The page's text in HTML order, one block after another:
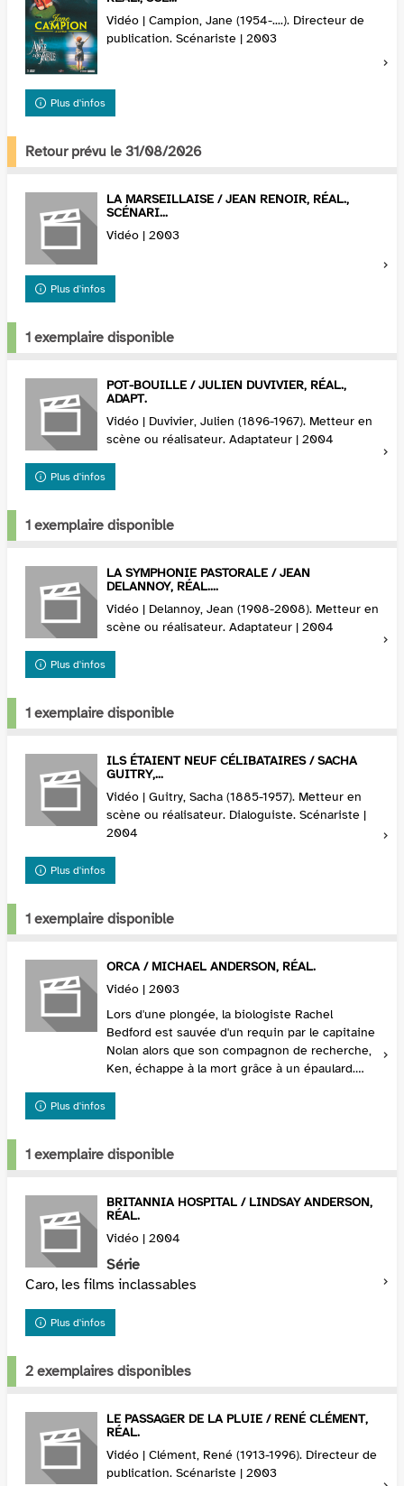
Vidéo | Campion, Jane (1954-....). Directeur de
publication. Scénariste | 2003
Plus d'infos
Retour prévu le 31/08/2026
LA MARSEILLAISE / JEAN RENOIR, RÉAL.,
SCÉNARI...
Vidéo | 2003
Plus d'infos
1 exemplaire disponible
POT-BOUILLE / JULIEN DUVIVIER, RÉAL.,
ADAPT.
Vidéo | Duvivier, Julien (1896-1967). Metteur en
scène ou réalisateur. Adaptateur | 2004
Plus d'infos
1 exemplaire disponible
LA SYMPHONIE PASTORALE / JEAN
DELANNOY, RÉAL....
Vidéo | Delannoy, Jean (1908-2008). Metteur en
scène ou réalisateur. Adaptateur | 2004
Plus d'infos
1 exemplaire disponible
ILS ÉTAIENT NEUF CÉLIBATAIRES / SACHA
GUITRY,...
Vidéo | Guitry, Sacha (1885-1957). Metteur en
scène ou réalisateur. Dialoguiste. Scénariste |
2004
Plus d'infos
1 exemplaire disponible
ORCA / MICHAEL ANDERSON, RÉAL.
Vidéo | 2003
Lors d'une plongée, la biologiste Rachel
Bedford est sauvée d'un requin par le capitaine
Nolan alors que son compagnon de recherche,
Ken, échappe à la mort grâce à un épaulard.
Plus d'infos
1 exemplaire disponible
BRITANNIA HOSPITAL / LINDSAY ANDERSON,
RÉAL.
Vidéo | 2004
Série
Caro, les films inclassables
Plus d'infos
2 exemplaires disponibles
LE PASSAGER DE LA PLUIE / RENÉ CLÉMENT,
RÉAL.
Vidéo | Clément, René (1913-1996). Directeur de
publication. Scénariste | 2003